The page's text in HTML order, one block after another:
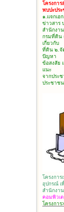
โครงกา
พบปะปร
๑.แจกเอ
ข่าวสาร
สำนักงา
กรมที่ดิน
เกี่ยวกับ
ที่ดิน ๒.จั
ปัญหา
ข้อสงสัย
แนะ
จากประ
ประชาชน
โครงการ
อุปกรณ์ เ
สำนักงา
คอมพิวเ
โครงการ